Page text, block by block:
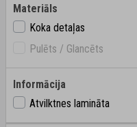
Materiāls
Koka detaļas
Pulēts / Glancēts
Informācija
Atvilktnes lamināta